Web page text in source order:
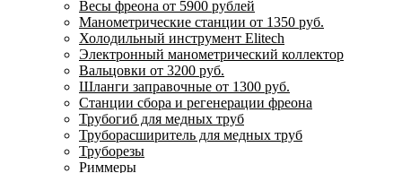
Весы фреона от 5900 рублей
Манометрические станции от 1350 руб.
Холодильный инструмент Elitech
Электронный манометрический коллектор
Вальцовки от 3200 руб.
Шланги заправочные от 1300 руб.
Станции сбора и регенерации фреона
Трубогиб для медных труб
Труборасширитель для медных труб
Труборезы
Риммеры